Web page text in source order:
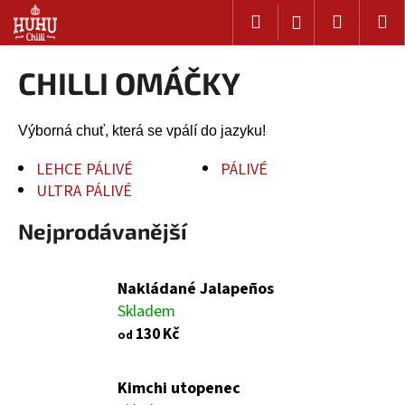
Přejít
na
obsah
HledatPřihlášení
CHILLI OMÁČKY
Výborná chuť, která se vpálí do jazyku!
LEHCE PÁLIVÉ
PÁLIVÉ
ULTRA PÁLIVÉ
Nejprodávanější
Nakládané Jalapeños
Skladem
od 130 Kč
Kimchi utopenec
Zpět
Zpět
C
o
p
o
t
e